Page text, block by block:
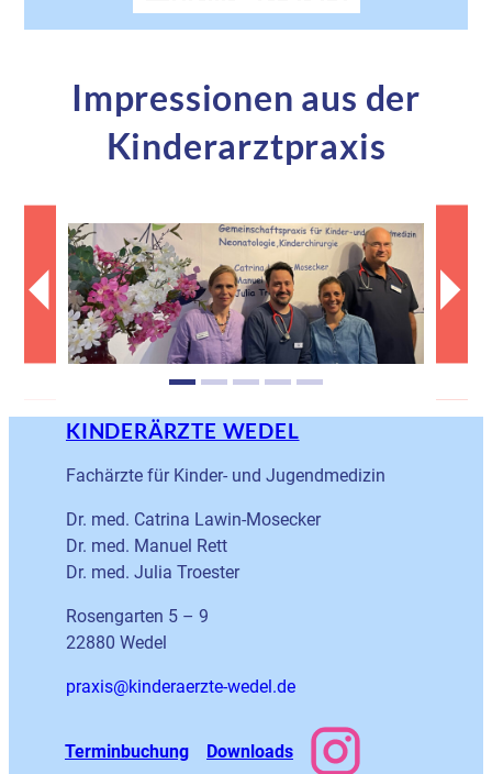
Impressionen aus der
Kinderarztpraxis
KINDERÄRZTE WEDEL
Fachärzte für Kinder- und Jugendmedizin
Dr. med. Catrina Lawin-Mosecker
Dr. med. Manuel Rett
Dr. med. Julia Troester
Rosengarten 5 – 9
22880 Wedel
ed.ledew-etzrearednik@sixarp
Terminbuchung Downloads